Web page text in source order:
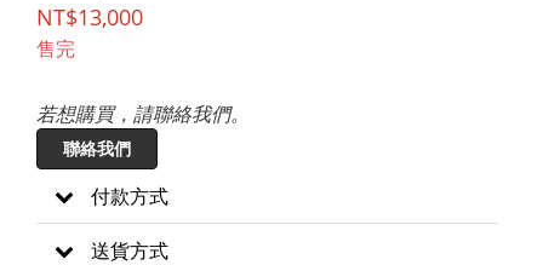
NT$13,000
售完
若想購買，請聯絡我們。
聯絡我們
付款方式
送貨方式